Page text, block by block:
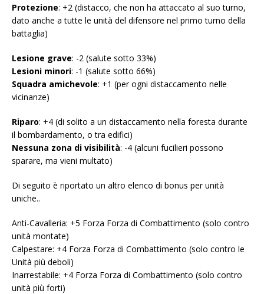
Protezione: +2 (distacco, che non ha attaccato al suo turno,
dato anche a tutte le unità del difensore nel primo turno della
battaglia)
Lesione grave: -2 (salute sotto 33%)
Lesioni minori: -1 (salute sotto 66%)
Squadra amichevole: +1 (per ogni distaccamento nelle
vicinanze)
Riparo: +4 (di solito a un distaccamento nella foresta durante
il bombardamento, o tra edifici)
Nessuna zona di visibilità: -4 (alcuni fucilieri possono
sparare, ma vieni multato)
Di seguito è riportato un altro elenco di bonus per unità
uniche..
Anti-Cavalleria: +5 Forza Forza di Combattimento (solo contro
unità montate)
Calpestare: +4 Forza Forza di Combattimento (solo contro le
Unità più deboli)
Inarrestabile: +4 Forza Forza di Combattimento (solo contro
unità più forti)